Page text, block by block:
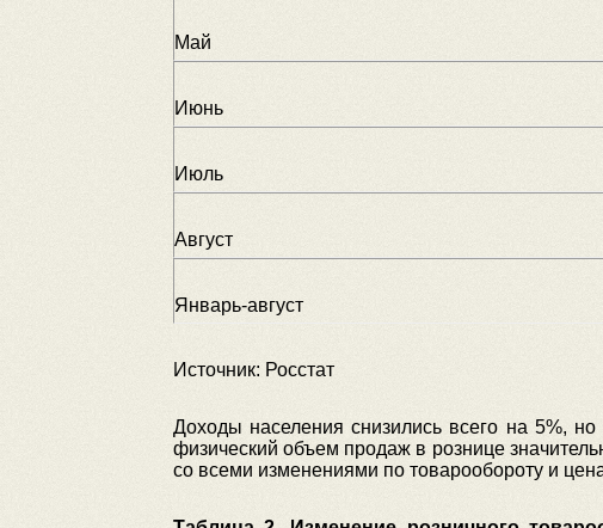
Май
Июнь
Июль
Август
Январь-август
Источник: Росстат
Доходы населения снизились всего на 5%,
физический объем продаж в рознице
со всеми изменениями по товарообороту и